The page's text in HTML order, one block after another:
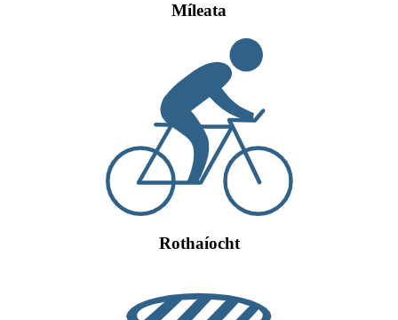
Míleata
Rothaíocht